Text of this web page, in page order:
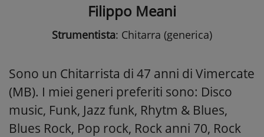
Filippo Meani
Strumentista: Chitarra (generica)
Sono un Chitarrista di 47 anni di Vimercate
(MB). I miei generi preferiti sono: Disco
music, Funk, Jazz funk, Rhytm & Blues,
Blues Rock, Pop rock, Rock anni 70, Rock